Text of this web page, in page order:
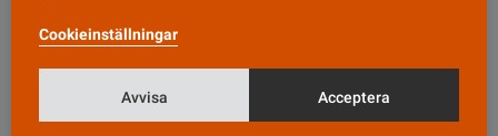
Här har landstinget en lång resa framför sig. I en
intern revisionsrapport från augusti 2016 slås fast
att det finns en utbredd okunskap bland chefer om
Cookieinställningar
Avvisa Acceptera